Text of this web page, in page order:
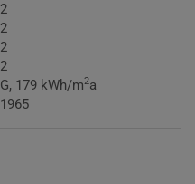
2
2
2
2
G, 179 kWh/m2a
1965